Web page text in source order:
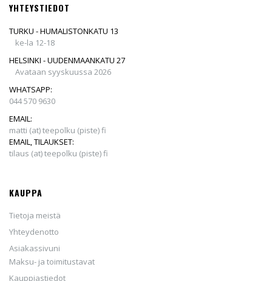
YHTEYSTIEDOT
TURKU - HUMALISTONKATU 13
ke-la 12-18
HELSINKI - UUDENMAANKATU 27
Avataan syyskuussa 2026
WHATSAPP:
044 570 9630
EMAIL:
matti (at) teepolku (piste) fi
EMAIL, TILAUKSET:
tilaus (at) teepolku (piste) fi
KAUPPA
Tietoja meistä
Yhteydenotto
Asiakassivuni
Maksu- ja toimitustavat
Kauppiastiedot